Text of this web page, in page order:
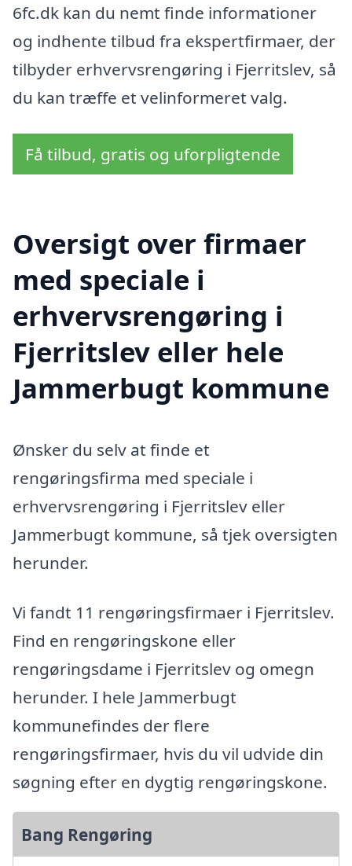
6fc.dk kan du nemt finde informationer
og indhente tilbud fra ekspertfirmaer, der
tilbyder erhvervsrengøring i Fjerritslev, så
du kan træffe et velinformeret valg.
Få tilbud, gratis og uforpligtende
Oversigt over firmaer
med speciale i
erhvervsrengøring i
Fjerritslev eller hele
Jammerbugt kommune
Ønsker du selv at finde et
rengøringsfirma med speciale i
erhvervsrengøring i Fjerritslev eller
Jammerbugt kommune, så tjek oversigten
herunder.
Vi fandt 11 rengøringsfirmaer i Fjerritslev.
Find en rengøringskone eller
rengøringsdame i Fjerritslev og omegn
herunder. I hele Jammerbugt
kommunefindes der flere
rengøringsfirmaer, hvis du vil udvide din
søgning efter en dygtig rengøringskone.
Bang Rengøring